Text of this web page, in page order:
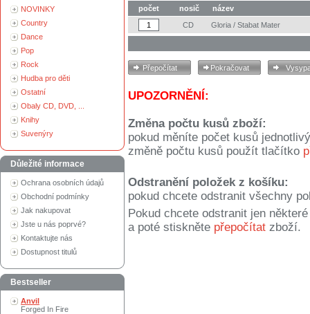
NOVINKY
Country
Dance
Pop
Rock
Hudba pro děti
Ostatní
Obaly CD, DVD, ...
Knihy
Suvenýry
Důležité informace
Ochrana osobních údajů
Obchodní podmínky
Jak nakupovat
Jste u nás poprvé?
Kontaktujte nás
Dostupnost titulů
Bestseller
Anvil
Forged In Fire
počet nosič
název
CD
Gloria / Stabat Mater
UPOZORNĚNÍ:
Změna počtu kusů zboží:
pokud měníte počet kusů
změně počtu kusů použít tlačítko
Odstranění položek z košíku:
pokud chcete odstranit všechny
Pokud chcete odstranit jen
a poté stiskněte přepočítat zboží.